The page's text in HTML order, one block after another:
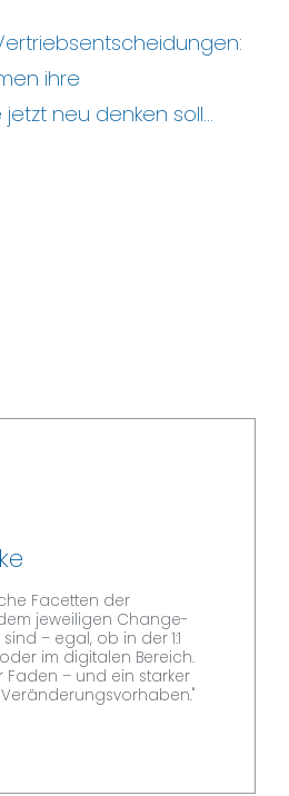
Facetten der
jeweiligen Change-
– egal, ob in der 1:1
im digitalen Bereich.
Faden – und ein starker